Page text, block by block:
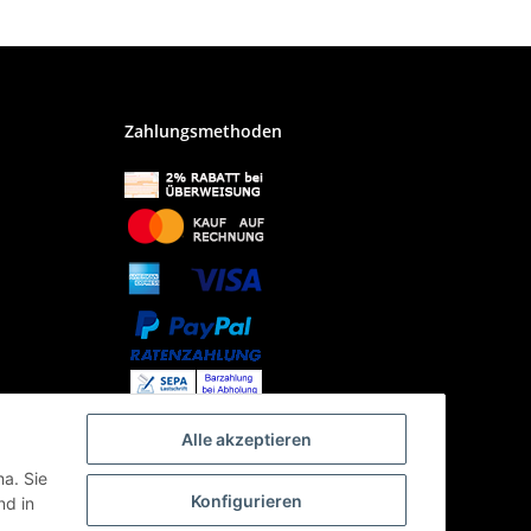
Alle akzeptieren
Konfigurieren
Sie
in
Zahlungsmethoden